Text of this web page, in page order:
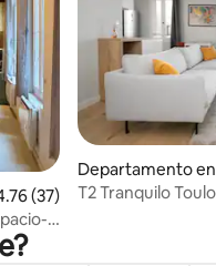
promedio: 4.76 de
(37)
Departamento
el
T2 Tranquilo